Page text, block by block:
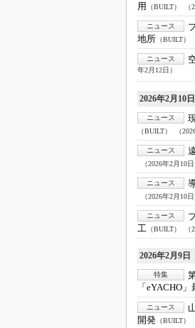
用
（BUILT）
ニュース
地所 （BUILT）
ニュース
年2月12日）
2026年2月10日
ニュース
（BUILT） （
ニュース
（2026年2月10日
ニュース
（2026年2月10日
ニュース
工 （BUILT）
2026年2月9日
特集
「eYACHO
ニュース
開発 （BUILT）